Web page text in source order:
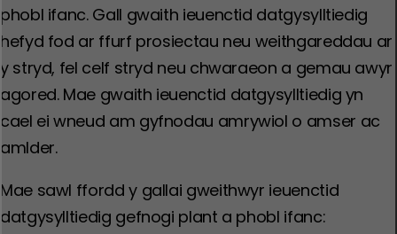
phobl ifanc. Gall gwaith ieuenctid datgysylltiedig
hefyd fod ar ffurf prosiectau neu weithgareddau ar
y stryd, fel celf stryd neu chwaraeon a gemau awyr
agored. Mae gwaith ieuenctid datgysylltiedig yn
cael ei wneud am gyfnodau amrywiol o amser ac
amlder.
Mae sawl ffordd y gallai gweithwyr ieuenctid
datgysylltiedig gefnogi plant a phobl ifanc: